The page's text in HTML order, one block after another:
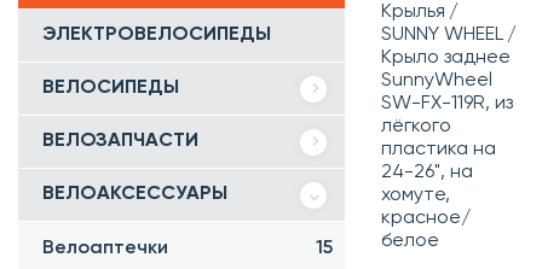
ЭЛЕКТРОВЕЛОСИПЕДЫ
ВЕЛОСИПЕДЫ
ВЕЛОЗАПЧАСТИ
ВЕЛОАКСЕССУАРЫ
Велоаптечки 15
Крылья
SUNNY WHEEL
Крыло заднее
SunnyWheel
SW-FX-119R, из
лёгкого
пластика на
24-26", на
хомуте,
красное/
белое